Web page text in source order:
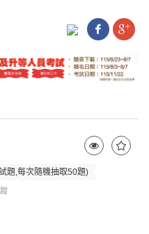
題,每次隨機抽取50題)